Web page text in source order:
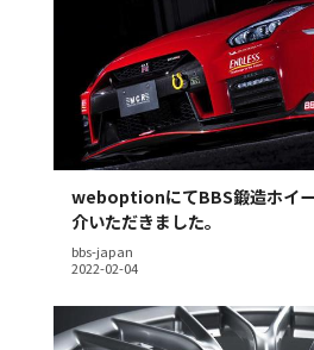
weboptionにてBBS鍛造ホイ
介いただきました。
bbs-japan